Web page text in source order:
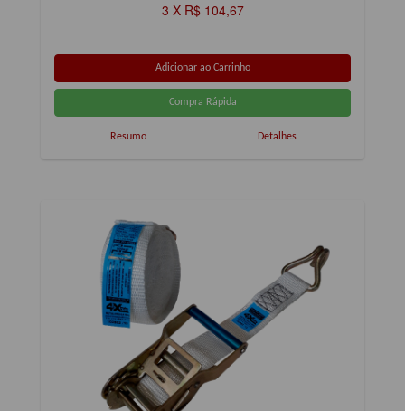
3 X R$ 104,67
Resumo Detalhes